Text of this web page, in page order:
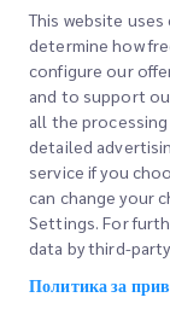
Брзи линкови
Локации на
Корпоративно
This website
determine how
configure our
and to support
all the
detailed
service if you
can change your
Settings. For
data by third-
Политика за